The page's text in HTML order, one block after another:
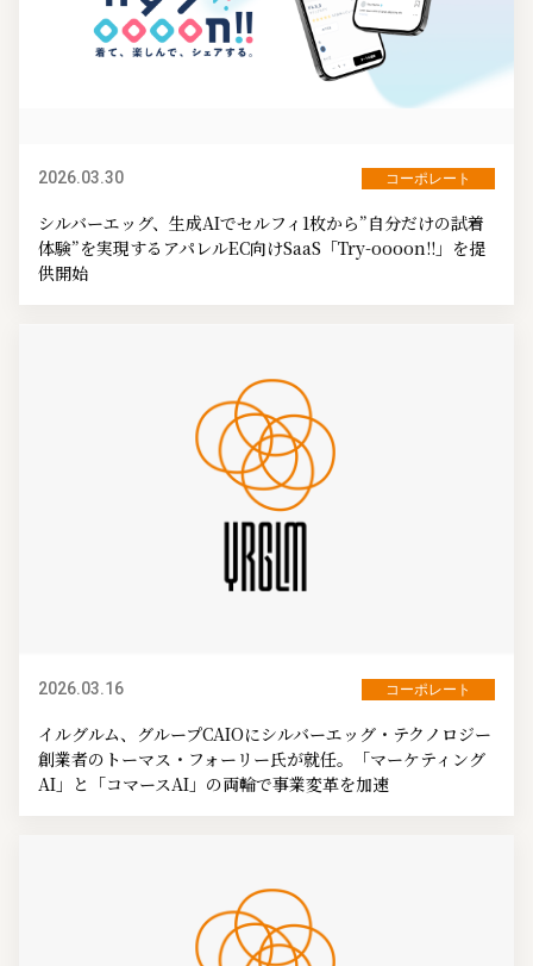
2026.03.30 コーポレート
シルバーエッグ、生成AIでセルフィ1枚から”自分だけの試着
体験”を実現するアパレルEC向けSaaS「Try-oooon!!」を提
供開始
2026.03.16 コーポレート
イルグルム、グループCAIOにシルバーエッグ・テクノロジー
創業者のトーマス・フォーリー氏が就任。「マーケティング
AI」と「コマースAI」の両輪で事業変革を加速